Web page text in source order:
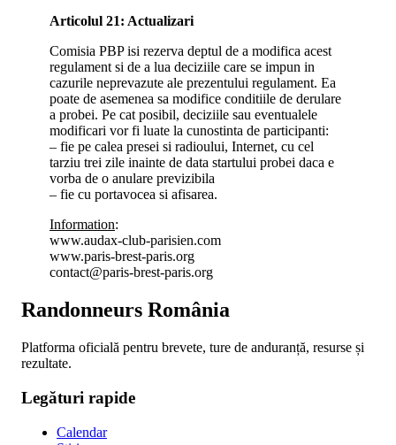
Articolul 21: Actualizari
Comisia PBP isi rezerva deptul de a modifica acest
regulament si de a lua deciziile care se impun in
cazurile neprevazute ale prezentului regulament. Ea
poate de asemenea sa modifice conditiile de derulare
a probei. Pe cat posibil, deciziile sau eventualele
modificari vor fi luate la cunostinta de participanti:
– fie pe calea presei si radioului, Internet, cu cel
tarziu trei zile inainte de data startului probei daca e
vorba de o anulare previzibila
– fie cu portavocea si afisarea.
Information:
www.audax-club-parisien.com
www.paris-brest-paris.org
contact@paris-brest-paris.org
Randonneurs România
Platforma oficială pentru brevete, ture de anduranță, resurse și
rezultate.
Legături rapide
Calendar